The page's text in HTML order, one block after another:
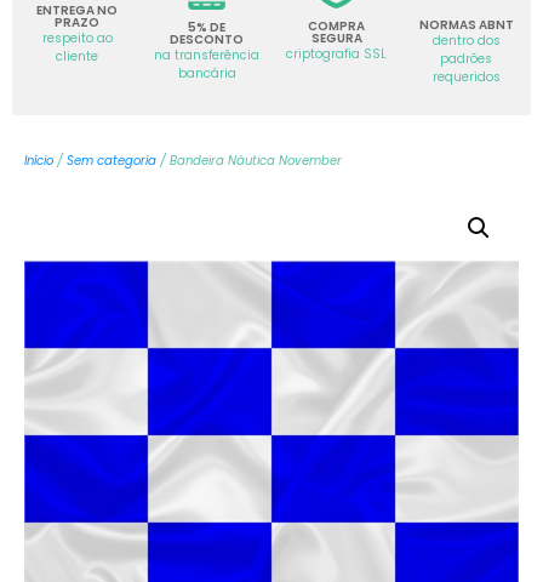
ENTREGA NO
PRAZO
respeito ao
cliente
5% DE
DESCONTO
na transferência
bancária
COMPRA
SEGURA
criptografia SSL
NORMAS ABNT
dentro dos
padrões
requeridos
Início / Sem categoria / Bandeira Náutica November